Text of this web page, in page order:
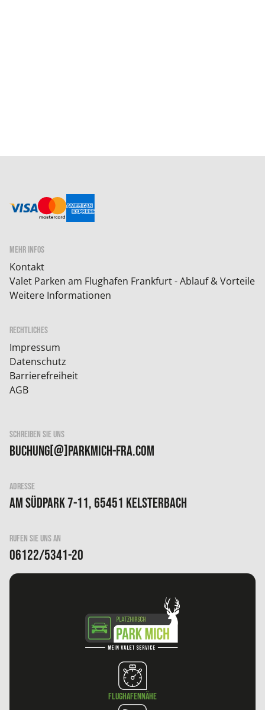
MEHR INFOS
Kontakt
Valet Parken am Flughafen Frankfurt - Ablauf & Vorteile
Weitere Informationen
RECHTLICHES
Impressum
Datenschutz
Barrierefreiheit
AGB
SCHREIBEN SIE UNS
buchung[@]parkmich-fra.com
ADRESSE
Am Südpark 7-11, 65451 Kelsterbach
RUFEN SIE UNS AN
06122/5341-20
Flughafennähe